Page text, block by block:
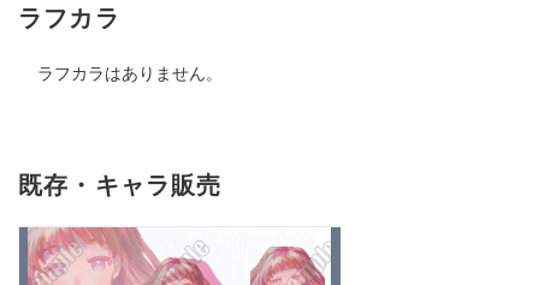
ラフカラ
ラフカラはありません。
既存・キャラ販売